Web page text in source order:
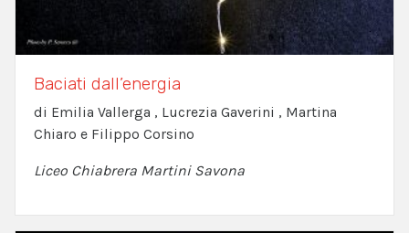
Baciati dall’energia
di Emilia Vallerga , Lucrezia Gaverini , Martina
Chiaro e Filippo Corsino
Liceo Chiabrera Martini Savona